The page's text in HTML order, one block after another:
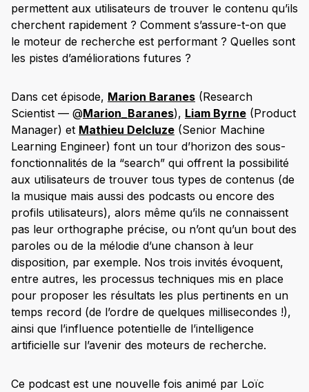
permettent aux utilisateurs de trouver le contenu qu’ils
cherchent rapidement ? Comment s’assure-t-on que
le moteur de recherche est performant ? Quelles sont
les pistes d’améliorations futures ?
Dans cet épisode, Marion Baranes (Research
Scientist — @Marion_Baranes), Liam Byrne (Product
Manager) et Mathieu Delcluze (Senior Machine
Learning Engineer) font un tour d’horizon des sous-
fonctionnalités de la “search” qui offrent la possibilité
aux utilisateurs de trouver tous types de contenus (de
la musique mais aussi des podcasts ou encore des
profils utilisateurs), alors même qu’ils ne connaissent
pas leur orthographe précise, ou n’ont qu’un bout des
paroles ou de la mélodie d’une chanson à leur
disposition, par exemple. Nos trois invités évoquent,
entre autres, les processus techniques mis en place
pour proposer les résultats les plus pertinents en un
temps record (de l’ordre de quelques millisecondes !),
ainsi que l’influence potentielle de l’intelligence
artificielle sur l’avenir des moteurs de recherche.
Ce podcast est une nouvelle fois animé par Loïc